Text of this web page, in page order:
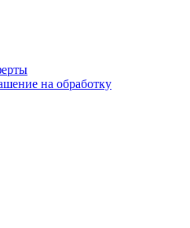
на обработку